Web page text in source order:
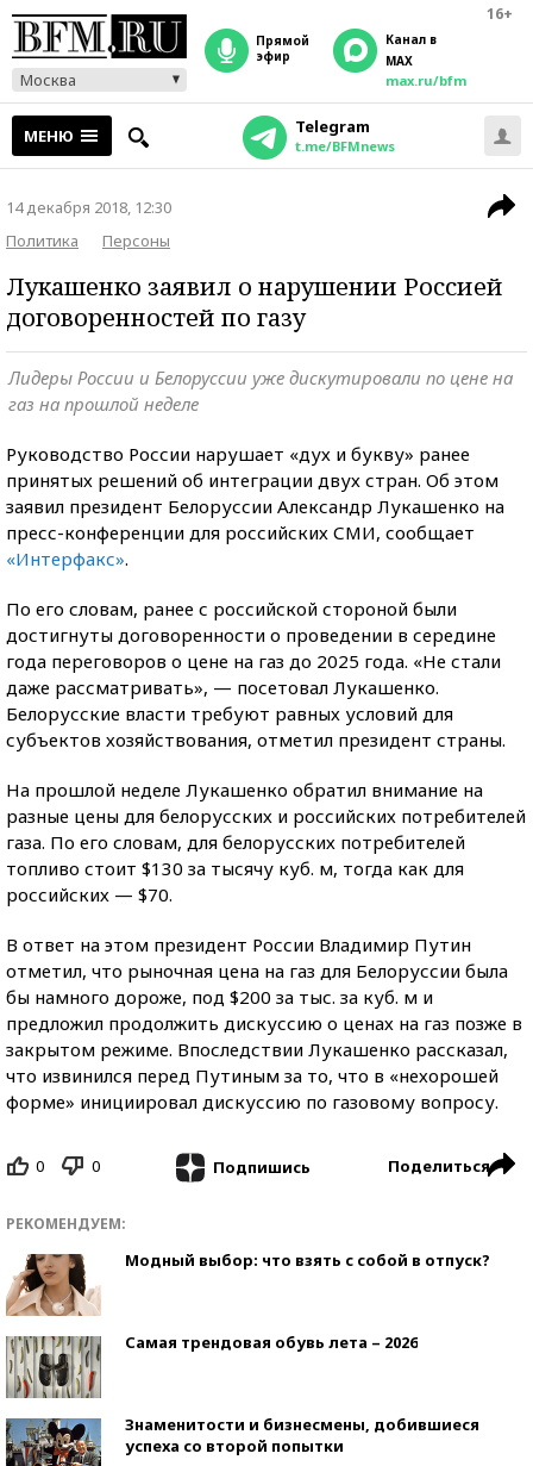
16+
Москва
прямой
эфир
Канал в
MAX
max.ru/bfm
МЕНЮ Telegram
t.me/BFMnews
14 декабря 2018, 12:30
Политика
Персоны
Лукашенко заявил о нарушении Россией
договоренностей по газу
Лидеры России и Белоруссии уже дискутировали по цене на
газ на прошлой неделе
Руководство России нарушает «дух и букву» ранее
принятых решений об интеграции двух стран. Об этом
заявил президент Белоруссии Александр Лукашенко на
пресс-конференции для российских СМИ, сообщает
«Интерфакс».
По его словам, ранее с российской стороной были
достигнуты договоренности о проведении в середине
года переговоров о цене на газ до 2025 года. «Не стали
даже рассматривать», — посетовал Лукашенко.
Белорусские власти требуют равных условий для
субъектов хозяйствования, отметил президент страны.
На прошлой неделе Лукашенко обратил внимание на
разные цены для белорусских и российских потребителей
газа. По его словам, для белорусских потребителей
топливо стоит $130 за тысячу куб. м, тогда как для
российских — $70.
В ответ на этом президент России Владимир Путин
отметил, что рыночная цена на газ для Белоруссии была
бы намного дороже, под $200 за тыс. за куб. м и
предложил продолжить дискуссию о ценах на газ позже в
закрытом режиме. Впоследствии Лукашенко рассказал,
что извинился перед Путиным за то, что в «нехорошей
форме» инициировал дискуссию по газовому вопросу.
0 0 Подпишись Поделиться
РЕКОМЕНДУЕМ:
Модный выбор: что взять с собой в отпуск?
Самая трендовая обувь лета – 2026
Знаменитости и бизнесмены, добившиеся
успеха со второй попытки